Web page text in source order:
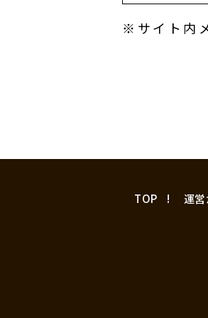
※サイト内
TOP 運